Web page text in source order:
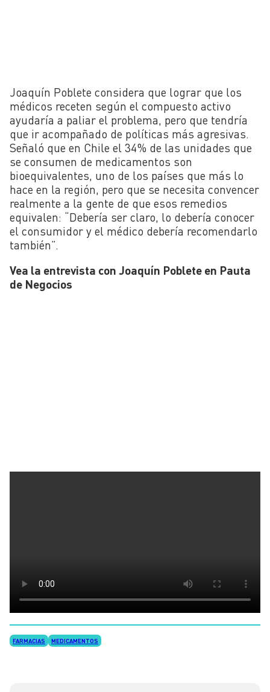
Joaquín Poblete considera que lograr que los
médicos receten según el compuesto activo
ayudaría a paliar el problema, pero que tendría
que ir acompañado de políticas más agresivas.
Señaló que en Chile el 34% de las unidades que
se consumen de medicamentos son
bioequivalentes, uno de los países que más lo
hace en la región, pero que se necesita convencer
realmente a la gente de que esos remedios
equivalen: “Debería ser claro, lo debería conocer
el consumidor y el médico debería recomendarlo
también”.
Vea la entrevista con Joaquín Poblete en Pauta
de Negocios
FARMACIAS MEDICAMENTOS